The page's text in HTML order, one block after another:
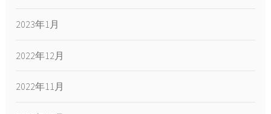
2023年1月
2022年12月
2022年11月